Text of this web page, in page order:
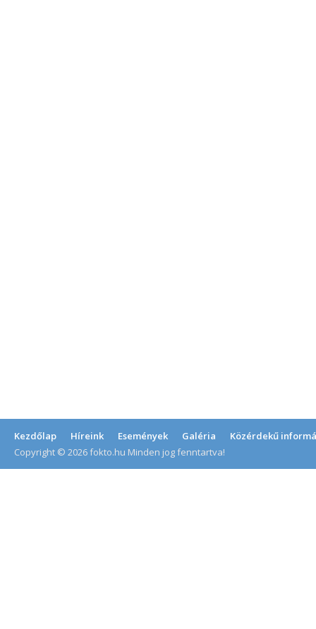
Kezdőlap Híreink Események Galéria
Közérdekű
Copyright © 2026 fokto.hu Minden jog fenntartva!